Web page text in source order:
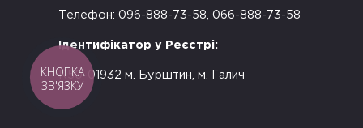
Телефон: 096-888-73-58, 066-888-73-58
Ідентифікатор у Реєстрі:
R50-01932 м. Бурштин, м. Галич
КНОПКА
ЗВ'ЯЗКУ